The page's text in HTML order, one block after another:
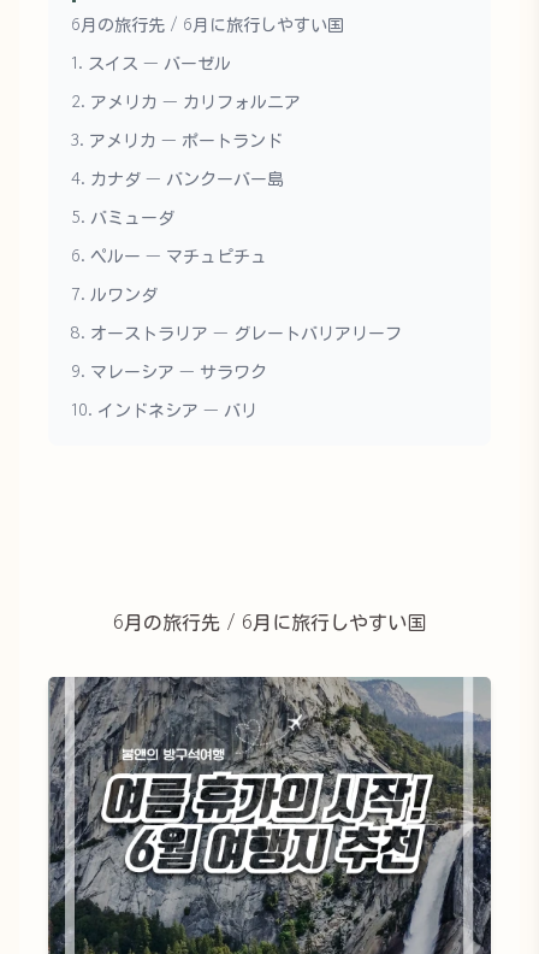
6月の旅行先 / 6月に旅行しやすい国
1. スイス — バーゼル
2. アメリカ — カリフォルニア
3. アメリカ — ポートランド
4. カナダ — バンクーバー島
5. バミューダ
6. ペルー — マチュピチュ
7. ルワンダ
8. オーストラリア — グレートバリアリーフ
9. マレーシア — サラワク
10. インドネシア — バリ
6月の旅行先 / 6月に旅行しやすい国